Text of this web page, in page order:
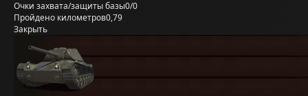
Очки захвата/защиты базы0/0
Пройдено километров0,79
Закрыть